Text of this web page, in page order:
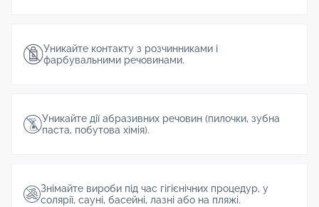
Уникайте контакту з розчинниками і
фарбувальними речовинами.
Уникайте дії абразивних речовин (пилочки, зубна
паста, побутова хімія).
Знімайте вироби під час гігієнічних процедур, у
солярії, сауні, басейні, лазні або на пляжі.